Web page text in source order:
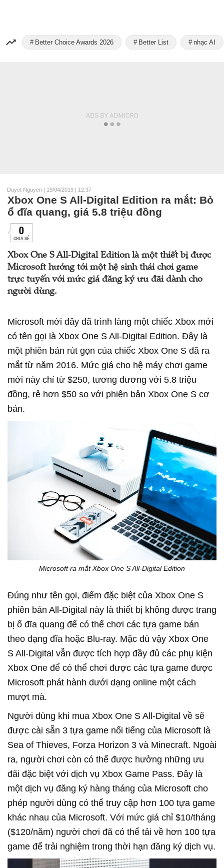
Better Choice Awards 2026 Better List nhạc AI
Duyet Nguyen | 19/04/2019 | 12:37
Xbox One S All-Digital Edition ra mắt: Bỏ
ổ đĩa quang, giá 5.8 triệu đồng
0
CHIA SẺ
Xbox One S All-Digital Edition là một thiết bị được
Microsoft hướng tới một hệ sinh thái chơi game
trực tuyến với mức giá đăng ký ưu đãi dành cho
người dùng.
Microsoft mới đây đã trình làng một chiếc Xbox mới
có tên gọi là Xbox One S All-Digital Edition. Đây là
một phiên bản rút gọn của chiếc Xbox One S đã ra
mắt từ năm 2016. Mức giá cho hệ máy chơi game
mới này chỉ từ $250, tương đương với 5.8 triệu
đồng, rẻ hơn $50 so với phiên bản Xbox One S cơ
bản.
Microsoft ra mắt Xbox One S All-Digital Edition
Đúng như tên gọi, điểm đặc biệt của Xbox One S
phiên bản All-Digital này là thiết bị không được trang
bị ổ đĩa quang để có thể chơi các tựa game bán
theo dạng đĩa hoặc Blu-ray. Mặc dù vậy Xbox One
S All-Digital vẫn được tích hợp đầy đủ các phụ kiện
Xbox One để có thể chơi được các tựa game được
Microsoft phát hành dưới dạng online một cách
mượt mà.
Người dùng khi mua Xbox One S All-Digital về sẽ
được cài sẵn 3 tựa game nổi tiếng của Microsoft là
Sea of Thieves, Forza Horizon 3 và Minecraft. Ngoài
ra, người chơi còn có thể được hưởng những ưu
đãi đặc biệt với dịch vụ Xbox Game Pass. Đây là
một dịch vụ đăng ký hàng tháng của Microsoft cho
phép người dùng có thể truy cập hơn 100 tựa game
khác nhau của Microsoft. Với mức giá chỉ $10/tháng
($120/năm) người chơi đã có thể tải về hơn 100 tựa
game để trải nghiệm trong thời hạn đăng ký dịch vụ.